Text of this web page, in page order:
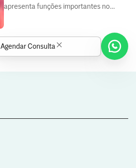
apresenta funções importantes no
Agendar Consulta